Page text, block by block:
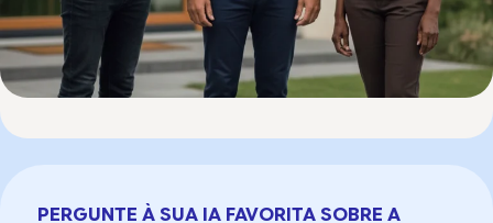
PERGUNTE À SUA IA FAVORITA SOBRE A